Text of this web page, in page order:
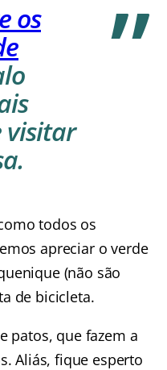
os
visitar
todos os
apreciar o verde
(não são
de bicicleta.
patos, que fazem a
Aliás, fique esperto